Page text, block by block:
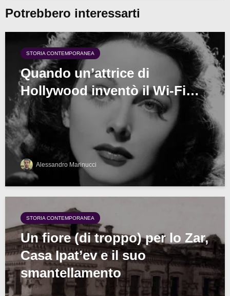
Potrebbero interessarti
STORIA CONTEMPORANEA
Quando un’attrice di
Hollywood inventò il Wi-Fi…
Alessandro Marinucci
STORIA CONTEMPORANEA
Un fiore (di troppo) per lo Zar,
Casa Ipat’ev e il suo
smantellamento